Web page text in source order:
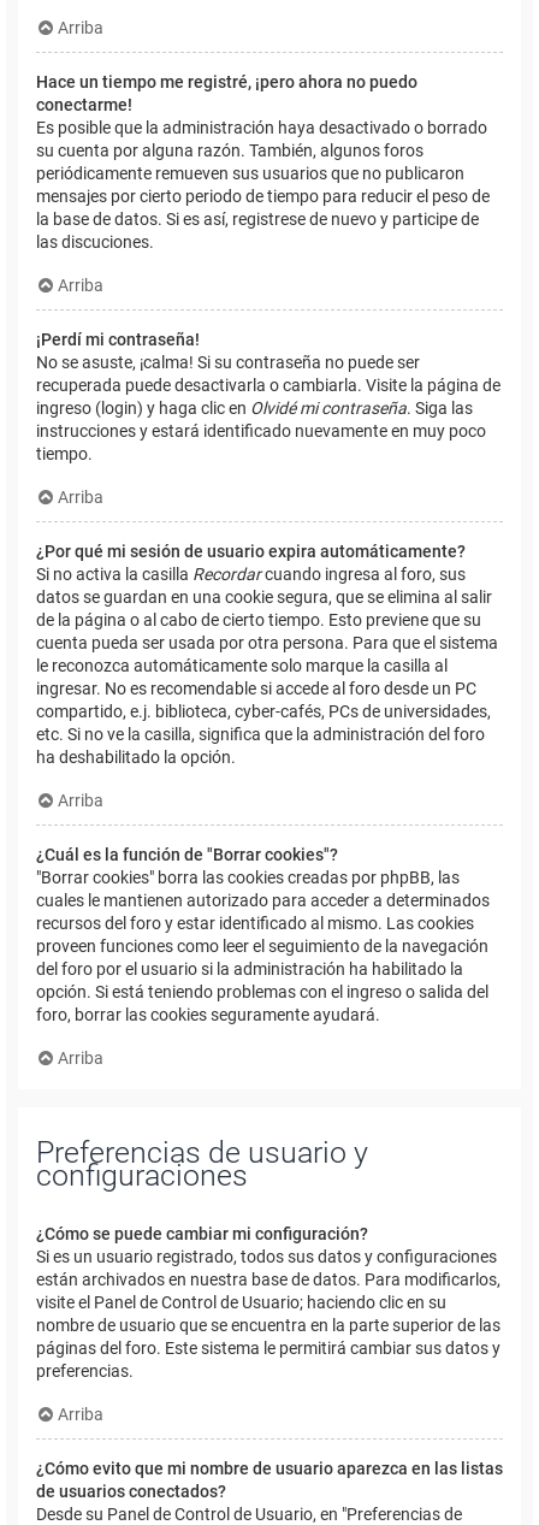
Arriba
Hace un tiempo me registré, ¡pero ahora no puedo
conectarme!
Es posible que la administración haya desactivado o borrado
su cuenta por alguna razón. También, algunos foros
periódicamente remueven sus usuarios que no publicaron
mensajes por cierto periodo de tiempo para reducir el peso de
la base de datos. Si es así, registrese de nuevo y participe de
las discuciones.
Arriba
¡Perdí mi contraseña!
No se asuste, ¡calma! Si su contraseña no puede ser
recuperada puede desactivarla o cambiarla. Visite la página de
ingreso (login) y haga clic en Olvidé mi contraseña. Siga las
instrucciones y estará identificado nuevamente en muy poco
tiempo.
Arriba
¿Por qué mi sesión de usuario expira automáticamente?
Si no activa la casilla Recordarcuando ingresa al foro, sus
datos se guardan en una cookie segura, que se elimina al salir
de la página o al cabo de cierto tiempo. Esto previene que su
cuenta pueda ser usada por otra persona. Para que el sistema
le reconozca automáticamente solo marque la casilla al
ingresar. No es recomendable si accede al foro desde un PC
compartido, e.j. biblioteca, cyber-cafés, PCs de universidades,
etc. Si no ve la casilla, significa que la administración del foro
ha deshabilitado la opción.
Arriba
¿Cuál es la función de "Borrar cookies"?
"Borrar cookies" borra las cookies creadas por phpBB, las
cuales le mantienen autorizado para acceder a determinados
recursos del foro y estar identificado al mismo. Las cookies
proveen funciones como leer el seguimiento de la navegación
del foro por el usuario si la administración ha habilitado la
opción. Si está teniendo problemas con el ingreso o salida del
foro, borrar las cookies seguramente ayudará.
Arriba
Preferencias de usuario y
configuraciones
¿Cómo se puede cambiar mi configuración?
Si es un usuario registrado, todos sus datos y configuraciones
están archivados en nuestra base de datos. Para modificarlos,
visite el Panel de Control de Usuario; haciendo clic en su
nombre de usuario que se encuentra en la parte superior de las
páginas del foro. Este sistema le permitirá cambiar sus datos y
preferencias.
Arriba
¿Cómo evito que mi nombre de usuario aparezca en las listas
de usuarios conectados?
Desde su Panel de Control de Usuario, en "Preferencias de